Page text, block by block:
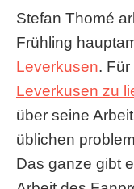
Stefan Thomé
Frühling
Leverkusen. Für
Leverkusen zu
über seine
üblichen
Das ganze gibt